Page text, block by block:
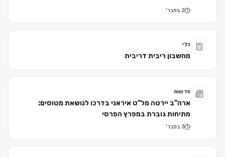
2 בפבר׳
כלי
מחשבון ריבית דריבית
חדשות
ארה"ב יירטה מל"ט איראני בדרכו לנושאת מטוסים:
מתיחות גוברת במפרץ הפרסי
3 בפבר׳